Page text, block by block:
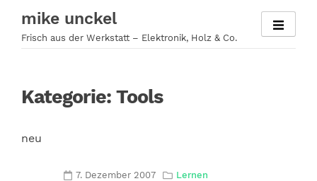
Inhalt
springen
mike unckel
Frisch aus der Werkstatt – Elektronik, Holz & Co.
Kategorie: Tools
neu
7. Dezember 2007
Lernen